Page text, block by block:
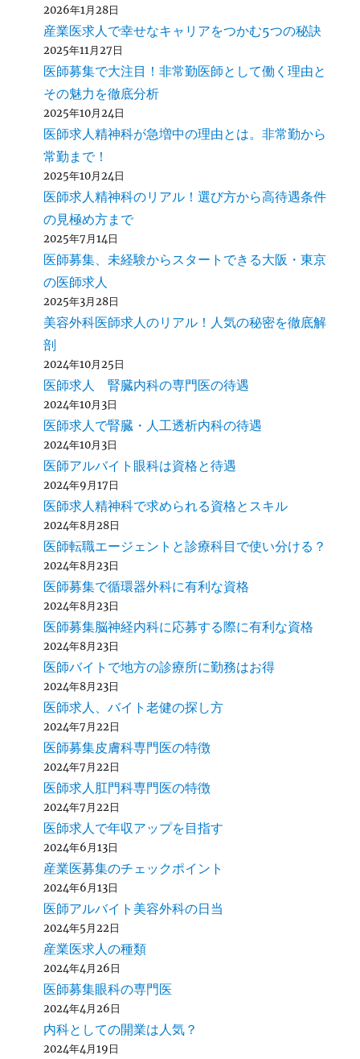
2026年1月28日
産業医求人で幸せなキャリアをつかむ5つの秘訣
2025年11月27日
医師募集で大注目！非常勤医師として働く理由と
その魅力を徹底分析
2025年10月24日
医師求人精神科が急増中の理由とは。非常勤から
常勤まで！
2025年10月24日
医師求人精神科のリアル！選び方から高待遇条件
の見極め方まで
2025年7月14日
医師募集、未経験からスタートできる大阪・東京
の医師求人
2025年3月28日
美容外科医師求人のリアル！人気の秘密を徹底解
剖
2024年10月25日
医師求人 腎臓内科の専門医の待遇
2024年10月3日
医師求人で腎臓・人工透析内科の待遇
2024年10月3日
医師アルバイト眼科は資格と待遇
2024年9月17日
医師求人精神科で求められる資格とスキル
2024年8月28日
医師転職エージェントと診療科目で使い分ける？
2024年8月23日
医師募集で循環器外科に有利な資格
2024年8月23日
医師募集脳神経内科に応募する際に有利な資格
2024年8月23日
医師バイトで地方の診療所に勤務はお得
2024年8月23日
医師求人、バイト老健の探し方
2024年7月22日
医師募集皮膚科専門医の特徴
2024年7月22日
医師求人肛門科専門医の特徴
2024年7月22日
医師求人で年収アップを目指す
2024年6月13日
産業医募集のチェックポイント
2024年6月13日
医師アルバイト美容外科の日当
2024年5月22日
産業医求人の種類
2024年4月26日
医師募集眼科の専門医
2024年4月26日
内科としての開業は人気？
2024年4月19日